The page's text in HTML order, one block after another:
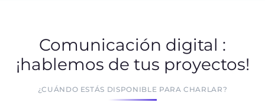
Comunicación digital :
¡hablemos de tus proyectos!
¿CUÁNDO ESTÁS DISPONIBLE PARA CHARLAR?